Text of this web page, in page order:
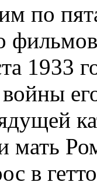
по
1933
в